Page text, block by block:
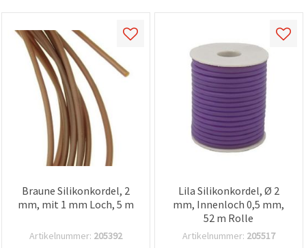
Braune Silikonkordel, 2
mm, mit 1 mm Loch, 5 m
Artikelnummer: 205392
Lila Silikonkordel, Ø 2
mm, Innenloch 0,5 mm,
52 m Rolle
Artikelnummer: 205517